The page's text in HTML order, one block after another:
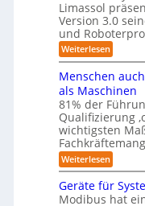
s
l
ö
s
n
g
e
n
s
y
s
t
m
f
ü
r
R
o
o
r
f
ü
r
I
n
d
u
s
t
r
i
e
r
o
b
o
t
g
l
e
i
c
h
v
o
n
m
i
l
i
t
ä
r
i
s
-
S
t
a
t
i
o
n
e
n
-
S
c
h
w
i
ß
Limassol
Version 3.0
und
Weiterlesen:
P
ä
s
e
n
t
a
t
i
o
n
v
Menschen
als Maschinen
81% der
Qualifizierung
wichtigsten
Weiterlesen:
M
n
s
Geräte für
Modibus hat